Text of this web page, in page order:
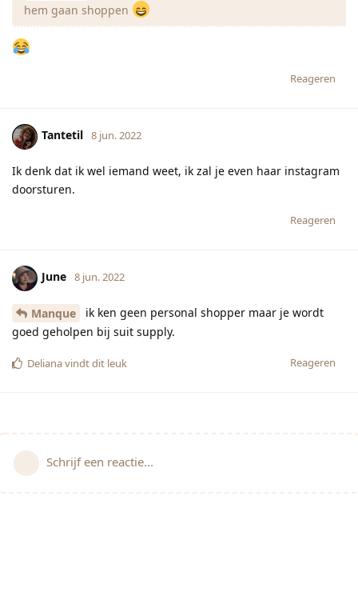
hem gaan shoppen
Reageren
Tantetil 8 jun. 2022
Ik denk dat ik wel iemand weet, ik zal je even haar instagram
doorsturen.
Reageren
June 8 jun. 2022
Manque
ik ken geen personal shopper maar je wordt
goed geholpen bij suit supply.
Reageren
Delianavindt dit leuk
Schrijf een reactie...